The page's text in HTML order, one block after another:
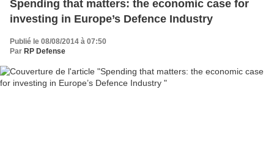
Spending that matters: the economic case for
investing in Europe’s Defence Industry
Publié le 08/08/2014 à 07:50
Par RP Defense